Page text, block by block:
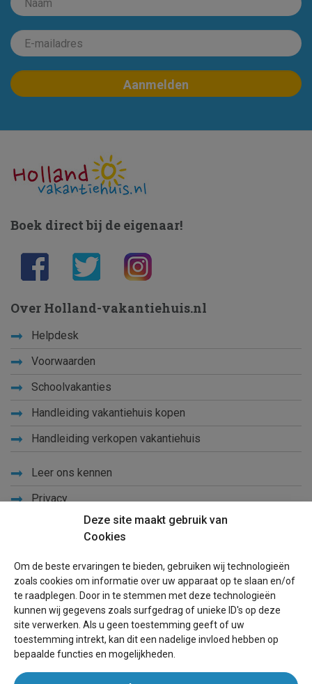
Deze site maakt gebruik van
Cookies
Om de beste ervaringen te bieden, gebruiken wij technologieën
zoals cookies om informatie over uw apparaat op te slaan en/of
te raadplegen. Door in te stemmen met deze technologieën
kunnen wij gegevens zoals surfgedrag of unieke ID's op deze
site verwerken. Als u geen toestemming geeft of uw
toestemming intrekt, kan dit een nadelige invloed hebben op
bepaalde functies en mogelijkheden.
Boek direct bij de eigenaar!
Over Holland-vakantiehuis.nl
Helpdesk
Voorwaarden
Schoolvakanties
Handleiding vakantiehuis kopen
Handleiding verkopen vakantiehuis
Leer ons kennen
Privacy
Blog
Voor eigenaren
Een advertentie plaatsen